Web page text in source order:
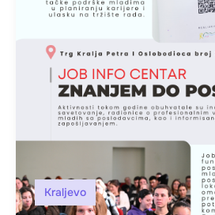
Kraljevo